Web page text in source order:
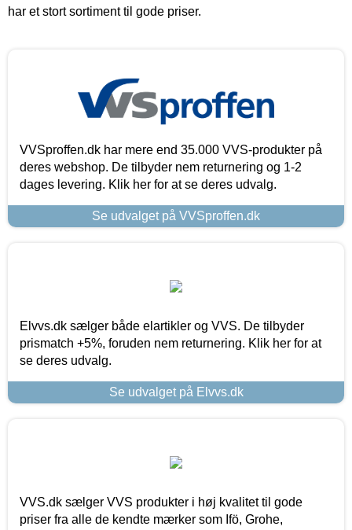
har et stort sortiment til gode priser.
VVSproffen.dk har mere end 35.000 VVS-produkter på
deres webshop. De tilbyder nem returnering og 1-2
dages levering. Klik her for at se deres udvalg.
Se udvalget på VVSproffen.dk
Elvvs.dk sælger både elartikler og VVS. De tilbyder
prismatch +5%, foruden nem returnering. Klik her for at
se deres udvalg.
Se udvalget på Elvvs.dk
VVS.dk sælger VVS produkter i høj kvalitet til gode
priser fra alle de kendte mærker som Ifö, Grohe,